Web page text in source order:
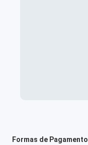
Formas de Pagamento